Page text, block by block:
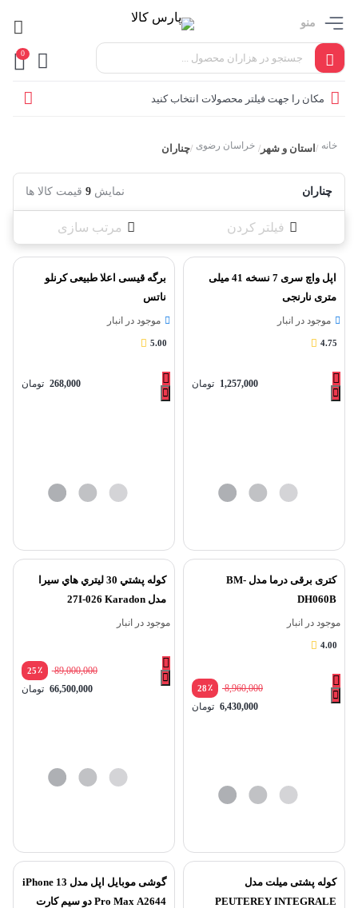
منو
0
مکان را جهت فیلتر محصولات انتخاب کنید
خانه /استان و شهر / خراسان رضوی /چناران
چناران نمایش 9 قیمت کالا ها
فیلتر کردن مرتب سازی
اپل واچ سری 7 نسخه 41 میلی
متری نارنجی
موجود در انبار
4.75
1,257,000 تومان
برگه قیسی اعلا طبیعی کرنلو
ناتس
موجود در انبار
5.00
268,000 تومان
کتری برقی درما مدل BM-
DH060B
موجود در انبار
4.00
٪28
8,960,000
6,430,000 تومان
کوله پشتي 30 ليتري هاي سيرا
مدل 27I-026 Karadon
موجود در انبار
٪25
89,000,000
66,500,000 تومان
کوله پشتی میلت مدل
PEUTEREY INTEGRALE
گوشی موبایل اپل مدل iPhone 13
Pro Max A2644 دو سیم‌ کارت